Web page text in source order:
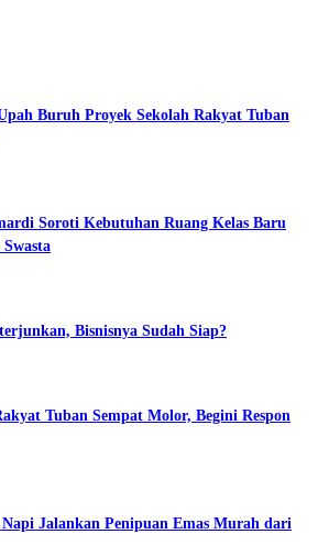
Buruh Proyek Sekolah Rakyat Tuban
Soroti Kebutuhan Ruang Kelas Baru
Bisnisnya Sudah Siap?
Tuban Sempat Molor, Begini Respon
Jalankan Penipuan Emas Murah dari